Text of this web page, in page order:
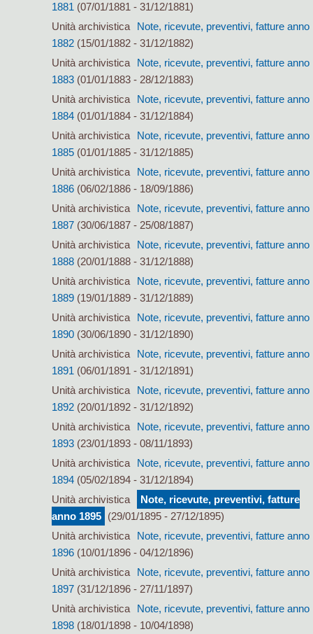
1881 (07/01/1881 - 31/12/1881)
Unità archivistica
Note, ricevute, preventivi, fatture anno
1882 (15/01/1882 - 31/12/1882)
Unità archivistica
Note, ricevute, preventivi, fatture anno
1883 (01/01/1883 - 28/12/1883)
Unità archivistica
Note, ricevute, preventivi, fatture anno
1884 (01/01/1884 - 31/12/1884)
Unità archivistica
Note, ricevute, preventivi, fatture anno
1885 (01/01/1885 - 31/12/1885)
Unità archivistica
Note, ricevute, preventivi, fatture anno
1886 (06/02/1886 - 18/09/1886)
Unità archivistica
Note, ricevute, preventivi, fatture anno
1887 (30/06/1887 - 25/08/1887)
Unità archivistica
Note, ricevute, preventivi, fatture anno
1888 (20/01/1888 - 31/12/1888)
Unità archivistica
Note, ricevute, preventivi, fatture anno
1889 (19/01/1889 - 31/12/1889)
Unità archivistica
Note, ricevute, preventivi, fatture anno
1890 (30/06/1890 - 31/12/1890)
Unità archivistica
Note, ricevute, preventivi, fatture anno
1891 (06/01/1891 - 31/12/1891)
Unità archivistica
Note, ricevute, preventivi, fatture anno
1892 (20/01/1892 - 31/12/1892)
Unità archivistica
Note, ricevute, preventivi, fatture anno
1893 (23/01/1893 - 08/11/1893)
Unità archivistica
Note, ricevute, preventivi, fatture anno
1894 (05/02/1894 - 31/12/1894)
Unità archivistica
Note, ricevute, preventivi, fatture
anno 1895 (29/01/1895 - 27/12/1895)
Unità archivistica
Note, ricevute, preventivi, fatture anno
1896 (10/01/1896 - 04/12/1896)
Unità archivistica
Note, ricevute, preventivi, fatture anno
1897 (31/12/1896 - 27/11/1897)
Unità archivistica
Note, ricevute, preventivi, fatture anno
1898 (18/01/1898 - 10/04/1898)